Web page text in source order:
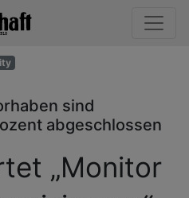
sind
abgeschlossen
„Monitor